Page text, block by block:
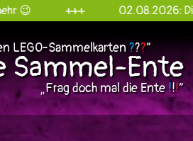
+++ 02.08.2026: Die
LEGO-Sammelkarten ???“
Sammel-Ente
„Frag doch mal die Ente!!!“